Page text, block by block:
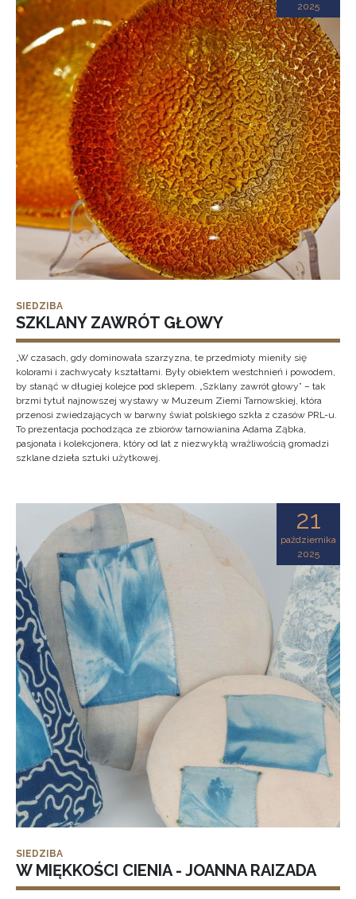
2025
SIEDZIBA
SZKLANY ZAWRÓT GŁOWY
„W czasach, gdy dominowała szarzyzna, te przedmioty mieniły się
kolorami i zachwycały kształtami. Były obiektem westchnień i powodem,
by stanąć w długiej kolejce pod sklepem. „Szklany zawrót głowy” – tak
brzmi tytuł najnowszej wystawy w Muzeum Ziemi Tarnowskiej, która
przenosi zwiedzających w barwny świat polskiego szkła z czasów PRL-u.
To prezentacja pochodząca ze zbiorów tarnowianina Adama Ząbka,
pasjonata i kolekcjonera, który od lat z niezwykłą wrażliwością gromadzi
szklane dzieła sztuki użytkowej.
21
października
2025
SIEDZIBA
W MIĘKKOŚCI CIENIA - JOANNA RAIZADA